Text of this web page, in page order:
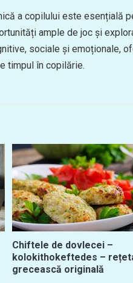
a copilului este esențială
ample de joc și
sociale și emoționale,
timpul în copilărie.
Chiftele de dovlecei –
kolokithokeftedes –
grecească originală